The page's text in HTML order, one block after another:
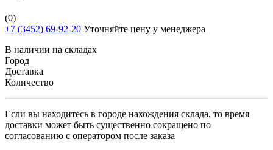
(0)
+7 (3452) 69-92-20 Уточняйте цену у менеджера
В наличии на складах
Город
Доставка
Количество
Если вы находитесь в городе нахождения склада, то время
доставки может быть существенно сокращено по
согласованию с оператором после заказа